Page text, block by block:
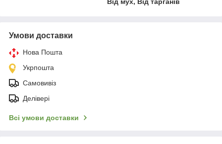
Умови доставки
Нова Пошта
Укрпошта
Самовивіз
Делівері
Всі умови доставки